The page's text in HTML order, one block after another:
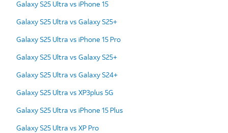
Galaxy S25 Ultra vs iPhone 15
Galaxy S25 Ultra vs Galaxy S25+
Galaxy S25 Ultra vs iPhone 15 Pro
Galaxy S25 Ultra vs Galaxy S25+
Galaxy S25 Ultra vs Galaxy S24+
Galaxy S25 Ultra vs XP3plus 5G
Galaxy S25 Ultra vs iPhone 15 Plus
Galaxy S25 Ultra vs XP Pro